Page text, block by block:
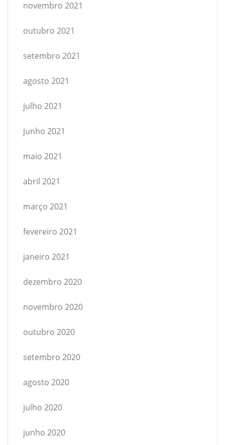
novembro 2021
outubro 2021
setembro 2021
agosto 2021
julho 2021
junho 2021
maio 2021
abril 2021
março 2021
fevereiro 2021
janeiro 2021
dezembro 2020
novembro 2020
outubro 2020
setembro 2020
agosto 2020
julho 2020
junho 2020